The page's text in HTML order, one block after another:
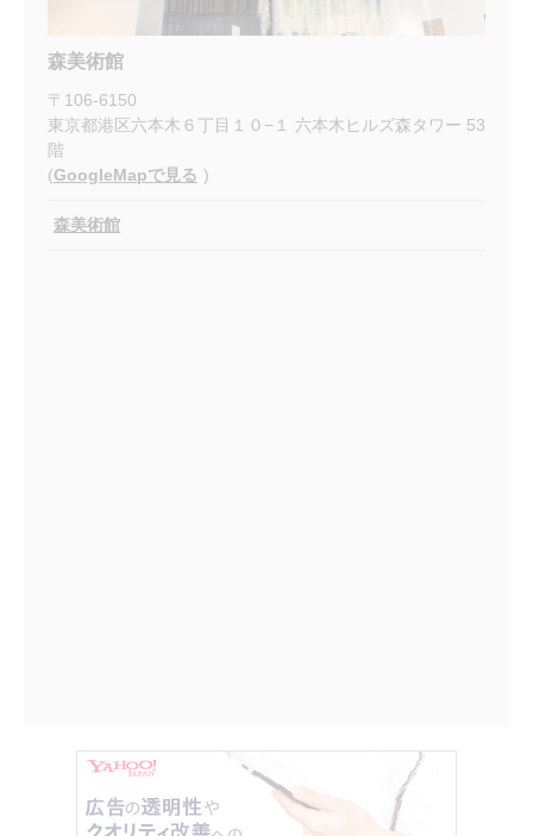
森美術館
〒 106-6150
東京都港区六本木６丁目１０−１ 六本木ヒルズ森タワー 53
階
(GoogleMapで見る )
森美術館